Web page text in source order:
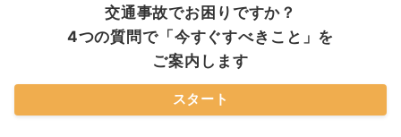
交通事故でお困りですか？
4つの質問で「今すぐすべきこと」を
ご案内します
スタート